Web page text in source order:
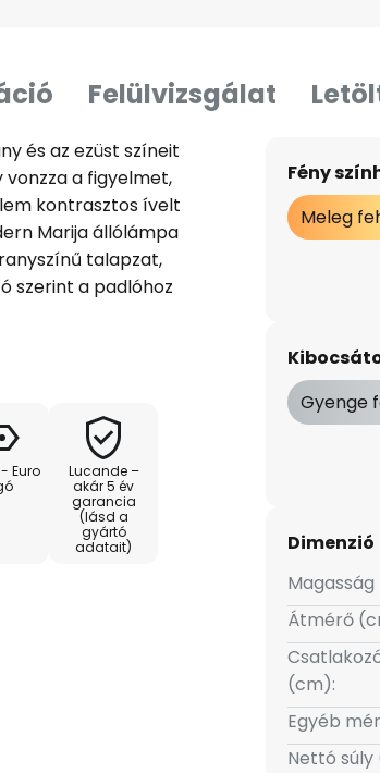
Felülvizsgálat
és az ezüst színeit
vonzza a figyelmet,
kontrasztos ívelt
Marija állólámpa
talapzat,
szerint a padlóhoz
törekvő forma szó
megvilágítást
Euro
Lucande –
akár 5 év
garancia
(lásd a
gyártó
adatait)
Fény
Meleg
Gyenge
Dimenzió
Átmérő
(cm):
Egyéb
Nettó súly